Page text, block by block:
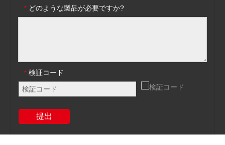
* どのような製品が必要ですか?
* 検証コード
提出